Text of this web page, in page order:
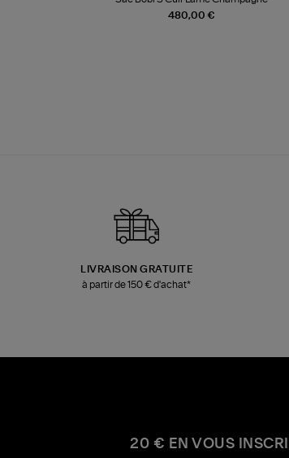
480,00 €
LIVRAISON GRATUITE
à partir de 150 € d'achat*
20 € EN VOUS